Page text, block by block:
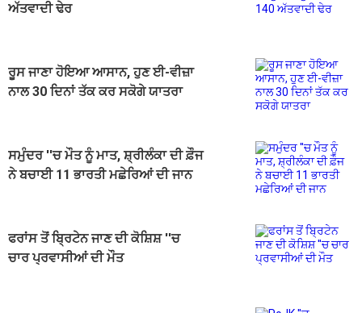
ਅੱਤਵਾਦੀ ਢੇਰ
ਰੂਸ ਜਾਣਾ ਹੋਇਆ ਆਸਾਨ, ਹੁਣ ਈ-ਵੀਜ਼ਾ
ਨਾਲ 30 ਦਿਨਾਂ ਤੱਕ ਕਰ ਸਕੋਗੇ ਯਾਤਰਾ
ਸਮੁੰਦਰ ''ਚ ਮੌਤ ਨੂੰ ਮਾਤ, ਸ਼੍ਰੀਲੰਕਾ ਦੀ ਫ਼ੌਜ
ਨੇ ਬਚਾਈ 11 ਭਾਰਤੀ ਮਛੇਰਿਆਂ ਦੀ ਜਾਨ
ਫਰਾਂਸ ਤੋਂ ਬ੍ਰਿਟੇਨ ਜਾਣ ਦੀ ਕੋਸ਼ਿਸ਼ ''ਚ
ਚਾਰ ਪ੍ਰਵਾਸੀਆਂ ਦੀ ਮੌਤ